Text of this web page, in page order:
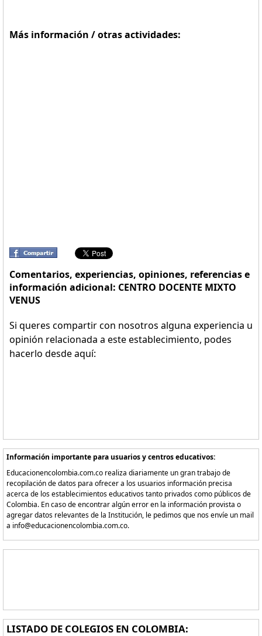
Más información / otras actividades:
Comentarios, experiencias, opiniones, referencias e
información adicional: CENTRO DOCENTE MIXTO
VENUS
Si queres compartir con nosotros alguna experiencia u
opinión relacionada a este establecimiento, podes
hacerlo desde aquí:
Información importante para usuarios y centros educativos:
Educacionencolombia.com.co realiza diariamente un gran trabajo de
recopilación de datos para ofrecer a los usuarios información precisa
acerca de los establecimientos educativos tanto privados como públicos de
Colombia. En caso de encontrar algún error en la información provista o
agregar datos relevantes de la Institución, le pedimos que nos envíe un mail
a info@educacionencolombia.com.co.
LISTADO DE COLEGIOS EN COLOMBIA: